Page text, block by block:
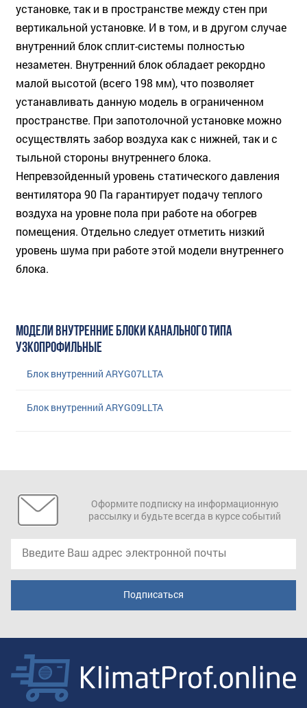
установке, так и в пространстве между стен при
вертикальной установке. И в том, и в другом случае
внутренний блок сплит-системы полностью
незаметен. Внутренний блок обладает рекордно
малой высотой (всего 198 мм), что позволяет
устанавливать данную модель в ограниченном
пространстве. При запотолочной установке можно
осуществлять забор воздуха как с нижней, так и с
тыльной стороны внутреннего блока.
Непревзойденный уровень статического давления
вентилятора 90 Па гарантирует подачу теплого
воздуха на уровне пола при работе на обогрев
помещения. Отдельно следует отметить низкий
уровень шума при работе этой модели внутреннего
блока.
МОДЕЛИ ВНУТРЕННИЕ БЛОКИ КАНАЛЬНОГО ТИПА
УЗКОПРОФИЛЬНЫЕ
Блок внутренний ARYG07LLTA
Блок внутренний ARYG09LLTA
Оформите подписку на информационную
рассылку и будьте всегда в курсе событий